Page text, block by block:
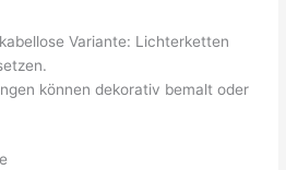
Variante: Lichterketten
können dekorativ bemalt oder